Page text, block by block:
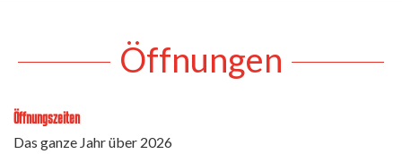
Öffnungen
Öffnungszeiten
Das ganze Jahr über 2026